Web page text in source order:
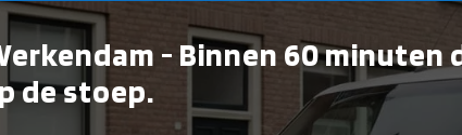
- Binnen 60 minuten
de stoep.